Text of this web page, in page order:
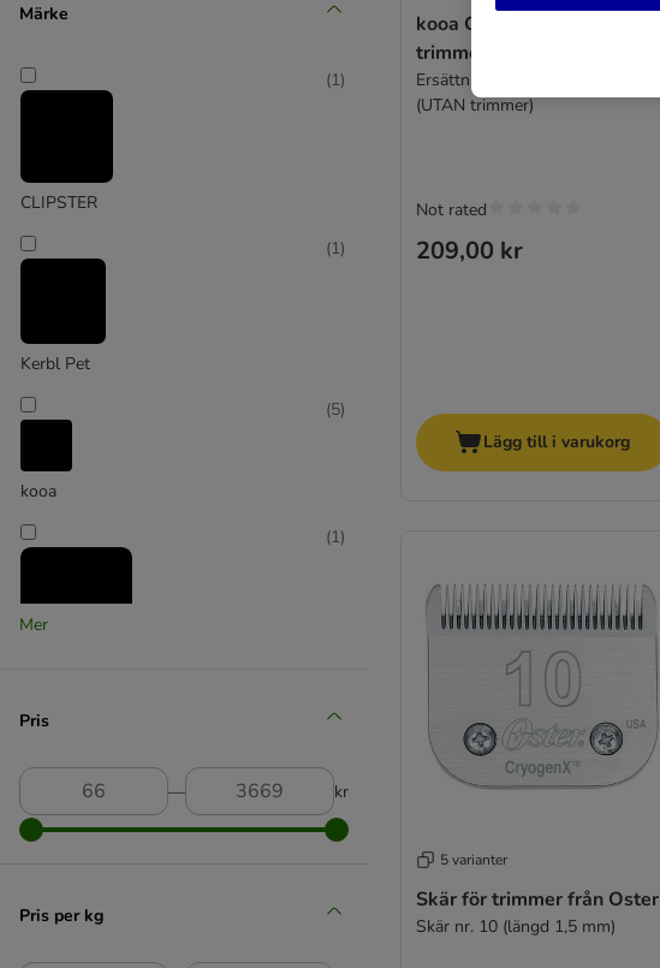
Rengöring & luktborttagning
Märke
CLIPSTER
(1)
Kerbl Pet
(1)
kooa
(5)
(1)
17)
(2)
Mer
Pris
― kr
Pris per kg
kooa GEAR 3S batteridriven
trimmer
Ersättningsblad för GEAR 3S
(UTAN trimmer)
209,00 kr
Not rated
Lägg till i varukorg
5 varianter
Skär för trimmer från Oster
Skär nr. 10 (längd 1,5 mm)